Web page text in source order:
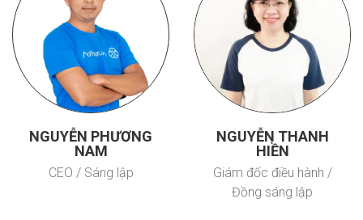
NGUYỄN PHƯƠNG
NAM
CEO / Sáng lập
NGUYỄN THANH
HIỀN
Giám đốc điều hành /
Đồng sáng lập